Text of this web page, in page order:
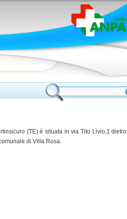
(TE) è situata in via Tito Livio,1 dietro
di Villa Rosa.